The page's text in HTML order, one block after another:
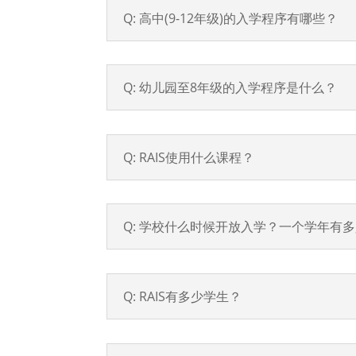
Q: 高中(9-12年级)的入学程序有哪些？
Q: 幼儿园至8年级的入学程序是什么？
Q: RAIS使用什么课程？
Q: 学校什么时候开放入学？一个学年有
Q: RAIS有多少学生？